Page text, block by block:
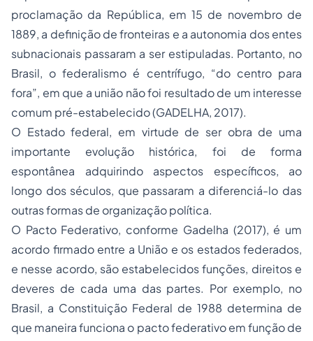
proclamação da República, em 15 de novembro de
1889, a definição de fronteiras e a autonomia dos entes
subnacionais passaram a ser estipuladas. Portanto, no
Brasil, o federalismo é centrífugo, “do centro para
fora”, em que a união não foi resultado de um interesse
comum pré-estabelecido (GADELHA, 2017).
O Estado federal, em virtude de ser obra de uma
importante evolução histórica, foi de forma
espontânea adquirindo aspectos específicos, ao
longo dos séculos, que passaram a diferenciá-lo das
outras formas de organização política.
O Pacto Federativo, conforme Gadelha (2017), é um
acordo firmado entre a União e os estados federados,
e nesse acordo, são estabelecidos funções, direitos e
deveres de cada uma das partes. Por exemplo, no
Brasil, a Constituição Federal de 1988 determina de
que maneira funciona o pacto federativo em função de